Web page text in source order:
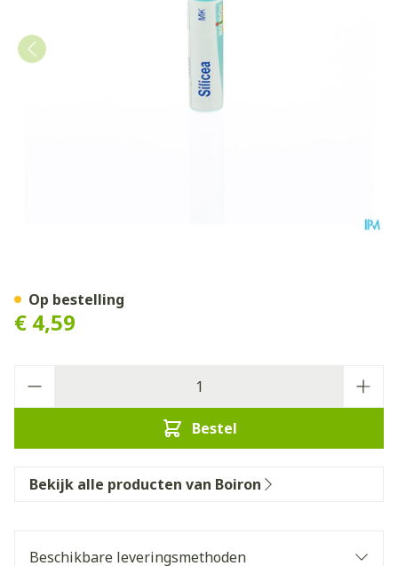
€ 4,59
Bestel
Op bestelling
Bekijk alle producten van Boiron
Beschikbare leveringsmethoden